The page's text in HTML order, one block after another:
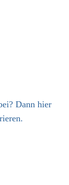
Dann hier